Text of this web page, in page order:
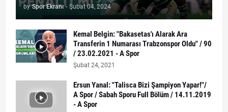
by Spor Ekranı - Şubat 04, 2024
Kemal Belgin: "Bakasetas'ı Alarak Ara
Transferin 1 Numarası Trabzonspor Oldu" / 90
/ 23.02.2021 - A Spor
Şubat 24, 2021
Ersun Yanal: "Talisca Bizi Şampiyon Yapar!"/
A Spor / Sabah Sporu Full Bölüm / 14.11.2019
- A Spor